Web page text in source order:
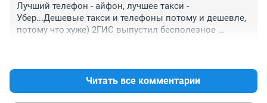
Лучший телефон - айфон, лучшее такси -
Убер...Дешевые такси и телефоны потому и дешевле,
потому что хуже) 2ГИС выпустил бесполезное
Читать все комментарии